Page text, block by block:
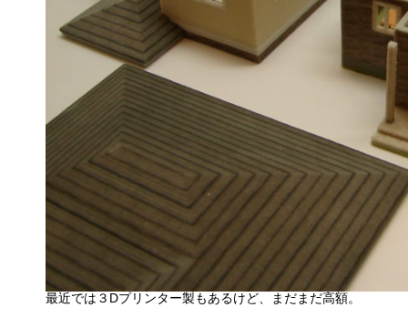
最近では３Dプリンター製もあるけど、まだまだ高額。